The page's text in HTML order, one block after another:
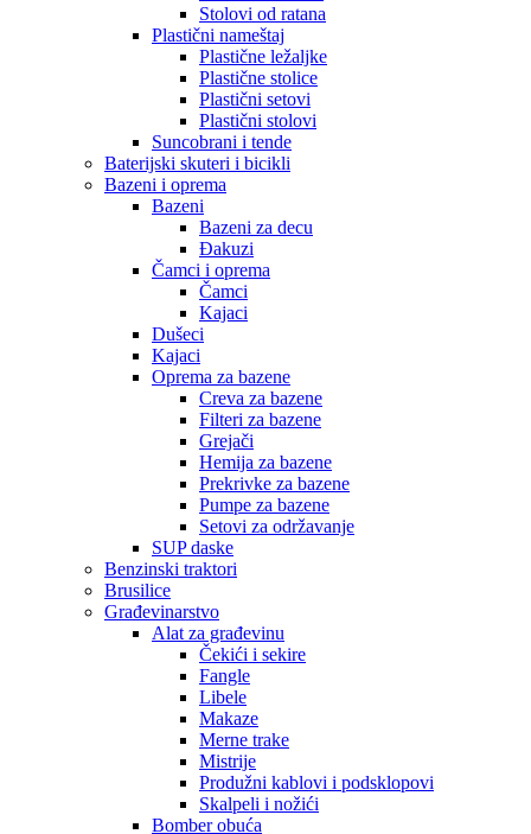
Stolovi od ratana
Plastični nameštaj
Plastične ležaljke
Plastične stolice
Plastični setovi
Plastični stolovi
Suncobrani i tende
Baterijski skuteri i bicikli
Bazeni i oprema
Bazeni
Bazeni za decu
Đakuzi
Čamci i oprema
Čamci
Kajaci
Dušeci
Kajaci
Oprema za bazene
Creva za bazene
Filteri za bazene
Grejači
Hemija za bazene
Prekrivke za bazene
Pumpe za bazene
Setovi za održavanje
SUP daske
Benzinski traktori
Brusilice
Građevinarstvo
Alat za građevinu
Čekići i sekire
Fangle
Libele
Makaze
Merne trake
Mistrije
Produžni kablovi i podsklopovi
Skalpeli i nožići
Bomber obuća